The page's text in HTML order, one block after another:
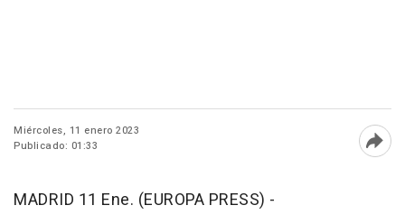
Miércoles, 11 enero 2023
Publicado: 01:33
MADRID 11 Ene. (EUROPA PRESS) -